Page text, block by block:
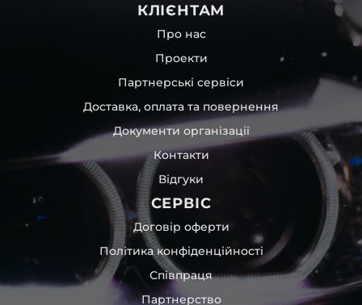
КЛІЄНТАМ
Про нас
Проекти
Партнерські сервіси
Доставка, оплата та повернення
Документи організації
Контакти
Відгуки
СЕРВІС
Договір оферти
Політика конфіденційності
Співпраця
Партнерство